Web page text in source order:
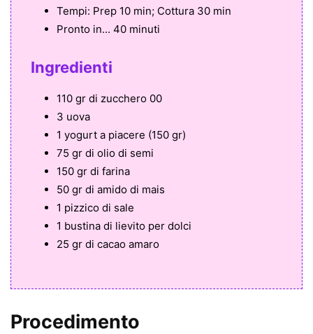
Tempi: Prep 10 min; Cottura 30 min
Pronto in... 40 minuti
Ingredienti
110 gr di zucchero 00
3 uova
1 yogurt a piacere (150 gr)
75 gr di olio di semi
150 gr di farina
50 gr di amido di mais
1 pizzico di sale
1 bustina di lievito per dolci
25 gr di cacao amaro
Procedimento